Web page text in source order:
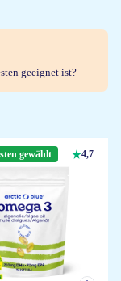
geeignet ist?
gewählt 4,7